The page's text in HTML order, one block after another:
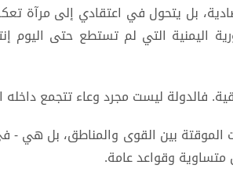
بل يتحول في اعتقادي إلى مرآة
اليمنية التي لم تستطع حتى اليوم
فالدولة ليست مجرد وعاء تتجمع داخله
الموقتة بين القوى والمناطق، بل هي -
وقواعد عامة.